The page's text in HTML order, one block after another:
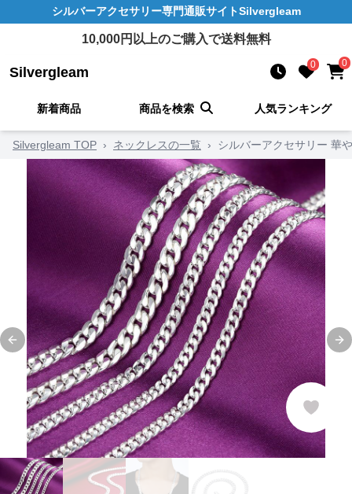
シルバーアクセサリー専門通販サイトSilvergleam
10,000円以上のご購入で送料無料
Silvergleam 0 0
新着商品 商品を検索 人気ランキング
Silvergleam TOP › ネックレスの一覧 › シルバーアクセサリー 華
Previous slide